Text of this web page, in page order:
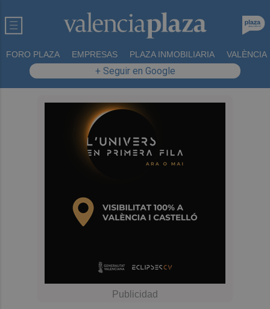
FORO PLAZA EMPRESAS PLAZA INMOBILIARIA VALÈNCIA
+ Seguir en Google